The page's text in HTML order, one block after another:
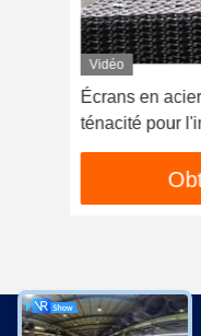
Vidéo
Écrans en
ténacité pour